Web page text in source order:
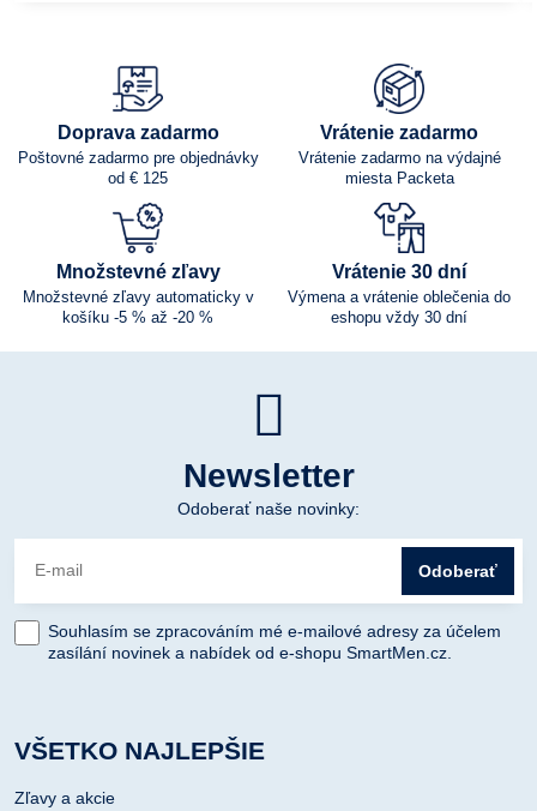
Doprava zadarmo
Poštovné zadarmo pre objednávky
od € 125
Vrátenie zadarmo
Vrátenie zadarmo na výdajné
miesta Packeta
Množstevné zľavy
Množstevné zľavy automaticky v
košíku -5 % až -20 %
Vrátenie 30 dní
Výmena a vrátenie oblečenia do
eshopu vždy 30 dní
Newsletter
Odoberať naše novinky:
Odoberať
Souhlasím se zpracováním mé e-mailové adresy za účelem
zasílání novinek a nabídek od e-shopu SmartMen.cz.
VŠETKO NAJLEPŠIE
Zľavy a akcie